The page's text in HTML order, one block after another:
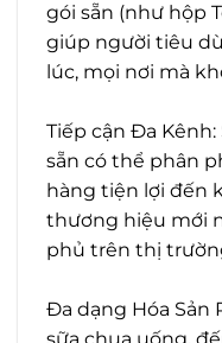
gói sẵn (như hộp
giúp người tiêu
lúc, mọi nơi mà
Tiếp cận Đa
sẵn có thể phân
hàng tiện lợi đến
thương hiệu mới
phủ trên thị
Đa dạng Hóa Sản